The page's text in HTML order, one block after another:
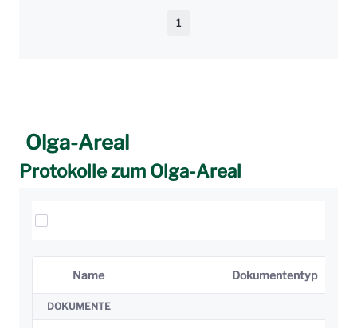
Seite
1
Olga-Areal
Protokolle zum Olga-Areal
Elemente auswählen
Ausgewähltes Element
Name Dokumententyp
DOKUMENTE